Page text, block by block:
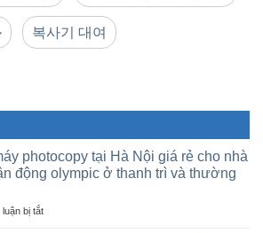
복사기 대여
photocopy tại Hà Nội giá rẻ cho nhà
động olympic ở thanh trì và thường
bị tắtở